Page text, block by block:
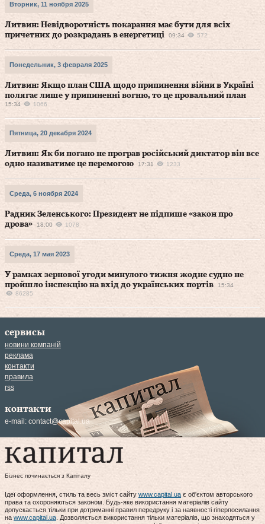
Вторник, 11 ноября 2025
Литвин: Невідворотність покарання має бути для всіх
причетних до розкрадань в енергетиці
09:34 572
Понедельник, 3 февраля 2025
Литвин: Якщо план США щодо припинення війни в Україні
полягає лише у припиненні вогню, то це провальний план
15:34 1066
Пятница, 20 декабря 2024
Литвин: Як би погано не програв російський диктатор він все
одно називатиме це перемогою
17:31 1233
Среда, 6 ноября 2024
Радник Зеленського: Президент не підпише «закон про
дрова»
18:00 1078
Среда, 17 мая 2023
У рамках зернової угоди минулого тижня жодне судно не
пройшло інспекцію на вхід до українських портів
15:34
86285
сервисы
новини компаній
реклама
контакти
правила
rss
контакти
e-mail: contact@capital.ua
Бізнес починається з Капіталу
Ідеї оформлення, стиль та весь зміст сайту www.capital.ua є об'єктом авторського
права та охороняються законом. Будь-яке використання матеріалів сайту
допускається тільки при дотриманні правил передруку і за наявності гіперпосилання
на www.capital.ua . Дозволяється використання тільки матеріалів, що знаходяться у